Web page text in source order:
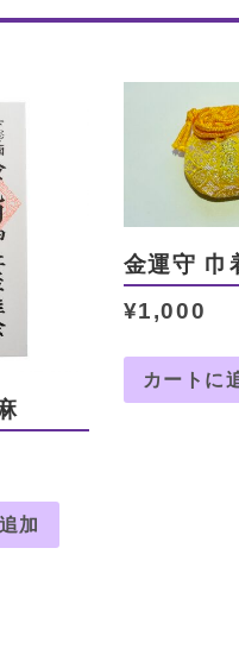
加
金運守 巾
¥1,000
カートに